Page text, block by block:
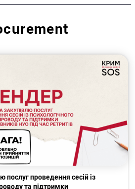
послуг проведення сесій із
та підтримки